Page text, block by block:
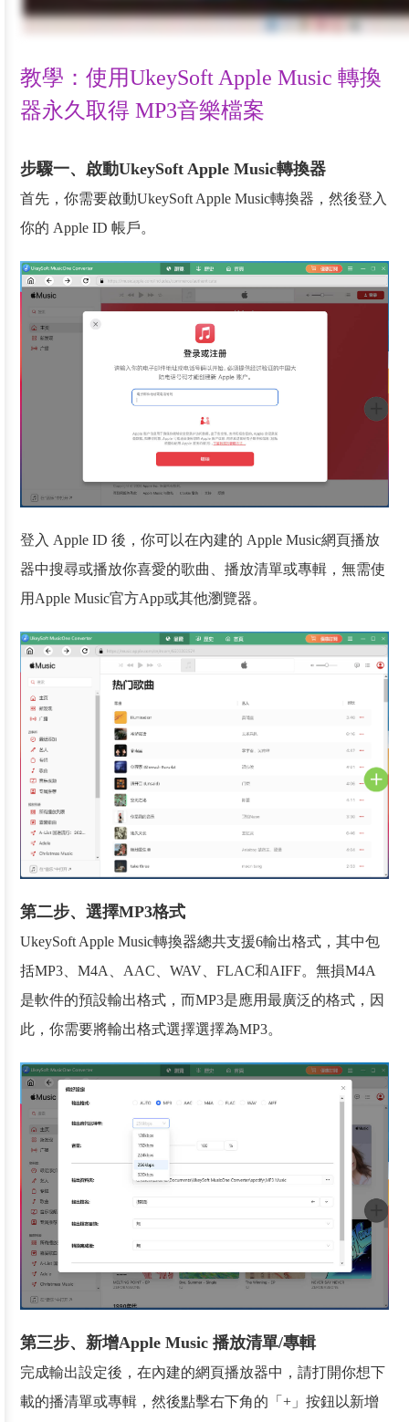
教學：使用UkeySoft Apple Music 轉換
器永久取得 MP3音樂檔案
步驟一、啟動UkeySoft Apple Music轉換器
首先，你需要啟動UkeySoft Apple Music轉換器，然後登入
你的 Apple ID 帳戶。
登入 Apple ID 後，你可以在內建的 Apple Music網頁播放
器中搜尋或播放你喜愛的歌曲、播放清單或專輯，無需使
用Apple Music官方App或其他瀏覽器。
第二步、選擇MP3格式
UkeySoft Apple Music轉換器總共支援6輸出格式，其中包
括MP3、M4A、AAC、WAV、FLAC和AIFF。無損M4A
是軟件的預設輸出格式，而MP3是應用最廣泛的格式，因
此，你需要將輸出格式選擇選擇為MP3。
第三步、新增Apple Music 播放清單/專輯
完成輸出設定後，在內建的網頁播放器中，請打開你想下
載的播清單或專輯，然後點擊右下角的「+」按鈕以新增